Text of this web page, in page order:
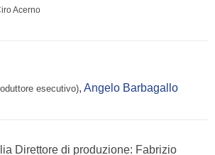
Acerno
esecutivo), Angelo Barbagallo
Direttore di produzione: Fabrizio